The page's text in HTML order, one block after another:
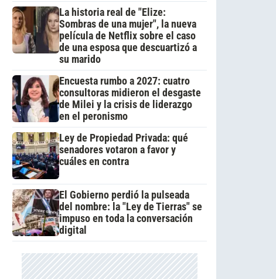
La historia real de "Elize:
Sombras de una mujer", la nueva
película de Netflix sobre el caso
de una esposa que descuartizó a
su marido
Encuesta rumbo a 2027: cuatro
consultoras midieron el desgaste
de Milei y la crisis de liderazgo
en el peronismo
Ley de Propiedad Privada: qué
senadores votaron a favor y
cuáles en contra
El Gobierno perdió la pulseada
del nombre: la "Ley de Tierras" se
impuso en toda la conversación
digital